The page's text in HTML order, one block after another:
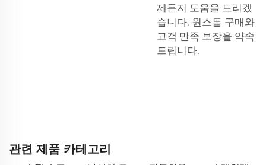
제든지 도움을 드리겠
습니다. 원스톱 구매와
고객 만족 보장을 약속
드립니다.
관련 제품 카테고리